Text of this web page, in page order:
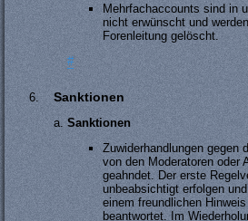
Mehrfachaccounts sind in
nicht erwünscht und
Forenleitung gelöscht.
#
Sanktionen
Sanktionen
Zuwiderhandlungen gegen
von den Moderatoren oder
geahndet. Der erste
unbeabsichtigt erfolgen
einem freundlichen
beantwortet. Im